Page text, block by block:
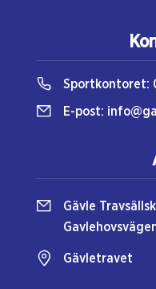
Sportkontoret:
E-post:
Gävle
Gävletravet